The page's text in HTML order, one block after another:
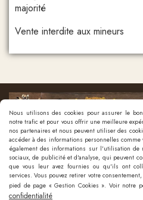
majorité
Vente interdite aux mineurs
Nous
Nous utilisons des cookies pour assurer le
notre trafic et pour vous offrir une meilleure
nos partenaires et nous peuvent utiliser des
accéder à des informations personnelles
également des informations sur l'utilisation de
sociaux, de publicité et d'analyse, qui peuvent
que vous leur avez fournies ou qu'ils ont
services. Vous pouvez retirer votre
pied de page « Gestion Cookies ». Voir notre
confidentialité